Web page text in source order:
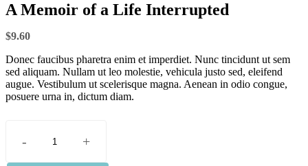
A Memoir of a Life Interrupted
$9.60
Donec faucibus pharetra enim et imperdiet. Nunc tincidunt ut sem
sed aliquam. Nullam ut leo molestie, vehicula justo sed, eleifend
augue. Vestibulum ut scelerisque magna. Aenean in odio congue,
posuere urna in, dictum diam.
-
A
+